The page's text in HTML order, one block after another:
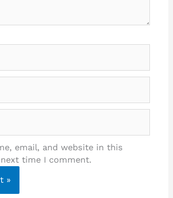
email, and website in this
time I comment.